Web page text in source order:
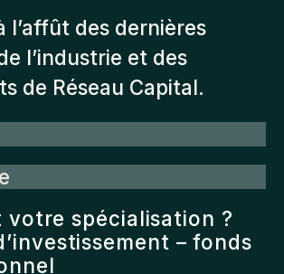
l’affût des dernières
l’industrie et des
de Réseau Capital.
votre spécialisation ?
– fonds